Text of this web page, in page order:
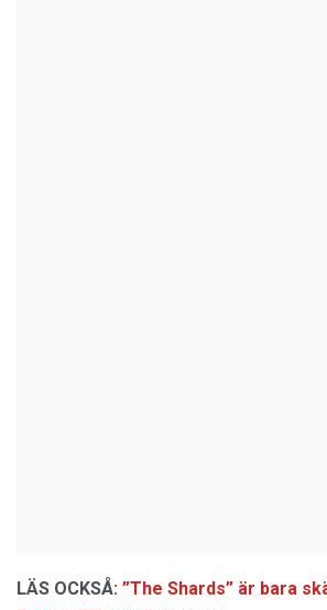
LÄS OCKSÅ: ”The Shards” är bara